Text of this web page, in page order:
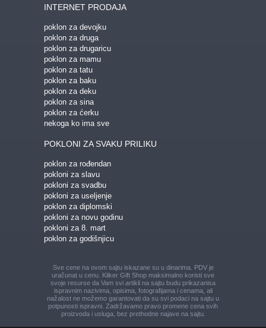
INTERNET PRODAJA
poklon za devojku
poklon za druga
poklon za drugaricu
poklon za mamu
poklon za tatu
poklon za baku
poklon za deku
poklon za sina
poklon za ćerku
nekoga ko ima sve
POKLONI ZA SVAKU PRILIKU
poklon za rođendan
pokloni za slavu
pokloni za svadbu
pokloni za useljenje
poklon za diplomski
pokloni za novu godinu
pokloni za 8. mart
poklon za godišnjicu
Sve cene na ovom sajtu iskazane su u dinarima. PDV je
uračunat u cenu. Kliker Gift Shop maksimalno koristi sve
svoje resurse da Vam svi artikli na sajtu budu prikazanisa
ispravnim nazivima, opisima, fotografijama i cenama, ali
nažalost ne možemo garantovati da su svi podaci na sajtu u
potpunosti ispravni. Zadržavamo pravo promene cena svih
proizvoda i usluga, bez prethodne najave na sajtu.